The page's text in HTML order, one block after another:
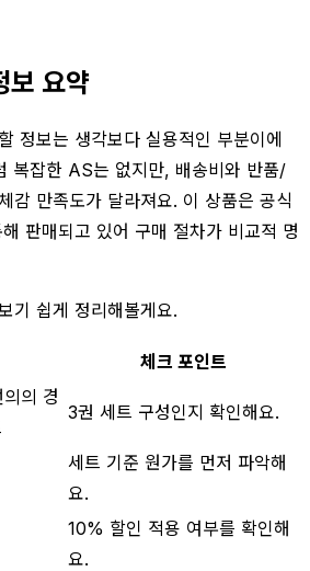
요약
정보는 생각보다 실용적인 부분이에
복잡한 AS는 없지만, 배송비와 반품/
감 만족도가 달라져요. 이 상품은 공식
판매되고 있어 구매 절차가 비교적 명
기 쉽게 정리해볼게요.
체크 포인트
의 경
3권 세트 구성인지 확인해요.
세트 기준 원가를 먼저 파악해
요.
10% 할인 적용 여부를 확인해
요.